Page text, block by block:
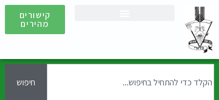
קישורים
מהירים
חיפוש